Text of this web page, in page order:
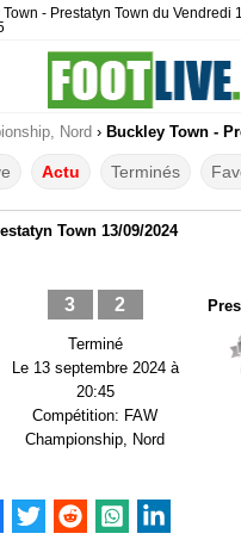
- Prestatyn Town du Vendredi
Nord › Buckley Town -
Actu Terminés
Town 13/09/2024
3 2
Terminé
Le 13 septembre 2024 à
20:45
Compétition: FAW
Championship, Nord